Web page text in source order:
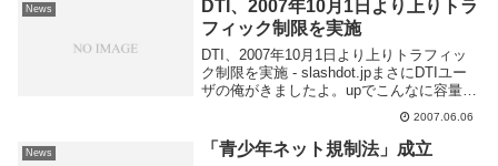
ージョン率...
News
DTI、2007年10月1日より上りトラ
フィック制限を実施
DTI、2007年10月1日より上りトラフィッ
ク制限を実施 - slashdot.jpまさにDTIユー
ザの俺がきましたよ。upでこんなに容量使
ってるわけじゃないけど制限が入るのは気
分的にいやだ。つーかへたサーバ公開とか
できないね。15Gって...
2007.06.06
News 「青少年ネット規制法」成立